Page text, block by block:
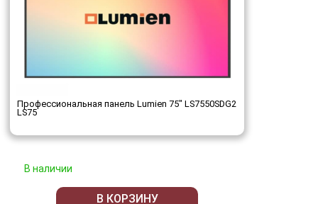
Профессиональная панель Lumien 75" LS7550SDG2
LS75
В наличии
В КОРЗИНУ